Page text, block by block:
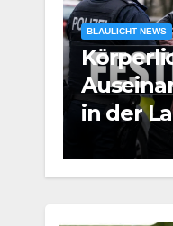
BLAULICHT NEWS
in der
Altstadt